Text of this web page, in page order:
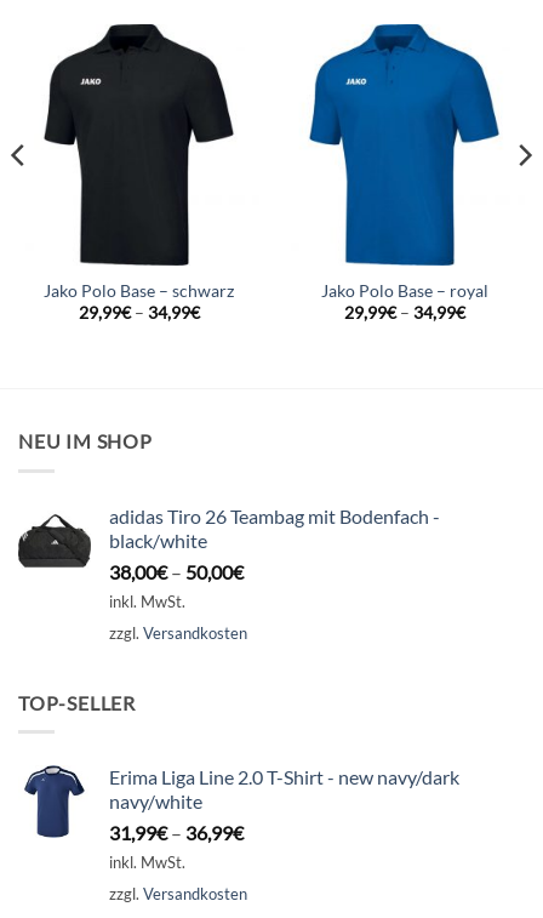
Jako Polo Base – schwarz
29,99€– 34,99€
Jako Polo Base – royal
29,99€– 34,99€
NEU IM SHOP
adidas Tiro 26 Teambag mit Bodenfach -
black/white
38,00€– 50,00€
inkl. MwSt.
zzgl. Versandkosten
TOP-SELLER
Erima Liga Line 2.0 T-Shirt - new navy/dark
navy/white
31,99€– 36,99€
inkl. MwSt.
zzgl. Versandkosten